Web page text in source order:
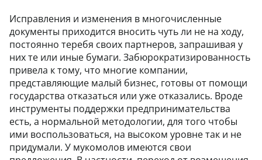
Исправления и изменения в многочисленные
документы приходится вносить чуть ли не на ходу,
постоянно теребя своих партнеров, запрашивая у
них те или иные бумаги. Забюрократизированность
привела к тому, что многие компании,
представляющие малый бизнес, готовы от помощи
государства отказаться или уже отказались. Вроде
инструменты поддержки предпринимательства
есть, а нормальной методологии, для того чтобы
ими воспользоваться, на высоком уровне так и не
придумали. У мукомолов имеются свои